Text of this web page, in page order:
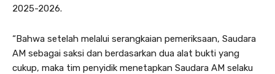
2025-2026.
“Bahwa setelah melalui serangkaian pemeriksaan, Saudara
AM sebagai saksi dan berdasarkan dua alat bukti yang
cukup, maka tim penyidik menetapkan Saudara AM selaku